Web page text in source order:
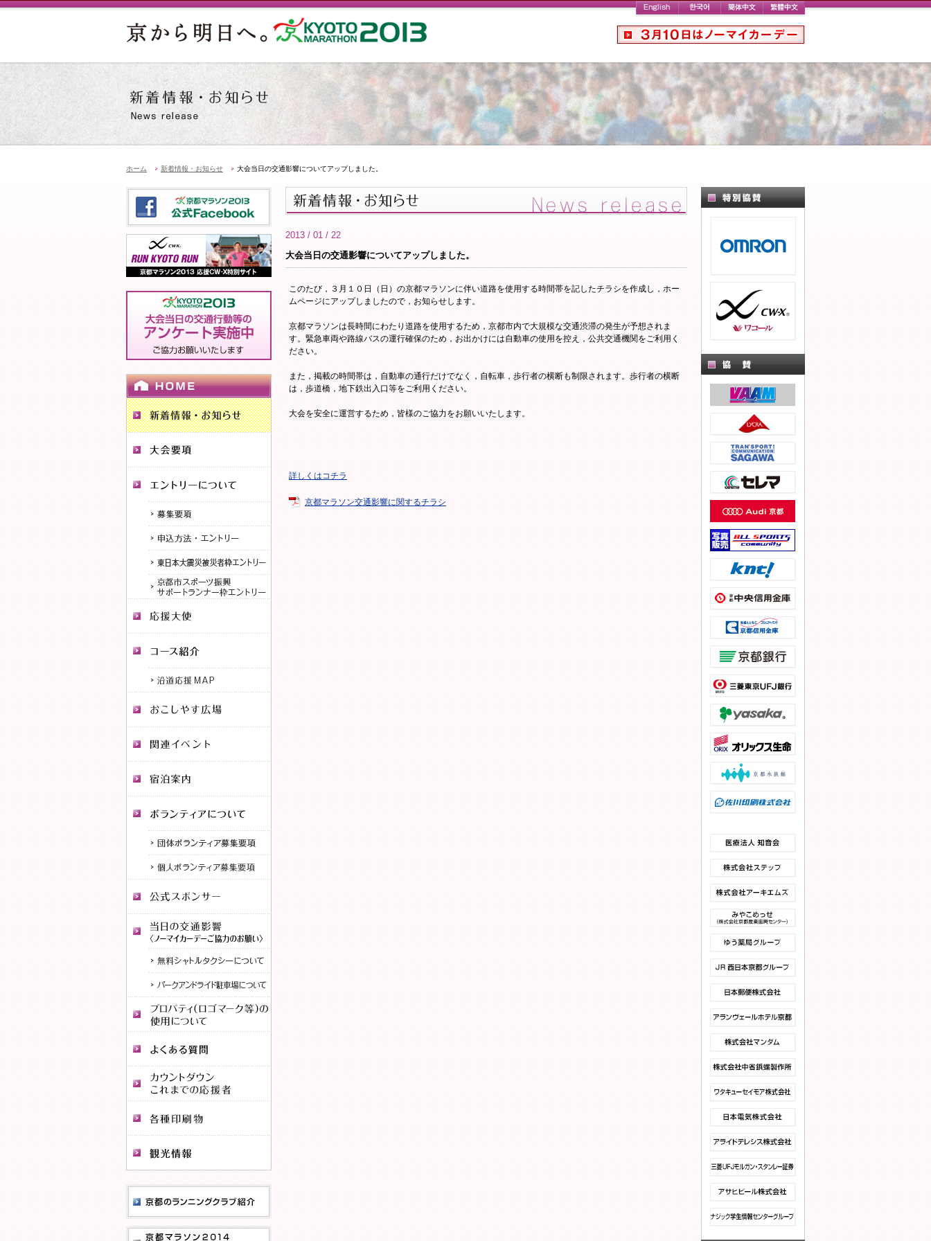
ホーム 新着情報・お知らせ 大会当日の交通影響についてアップしました。
2013 / 01 / 22
大会当日の交通影響についてアップしました。
このたび，３月１０日（日）の京都マラソンに伴い道路を使用する時間帯を記したチラシを作成し，ホー
ムページにアップしましたので，お知らせします。
京都マラソンは長時間にわたり道路を使用するため，京都市内で大規模な交通渋滞の発生が予想されま
す。緊急車両や路線バスの運行確保のため，お出かけには自動車の使用を控え，公共交通機関をご利用く
ださい。
また，掲載の時間帯は，自動車の通行だけでなく，自転車，歩行者の横断も制限されます。歩行者の横断
は，歩道橋，地下鉄出入口等をご利用ください。
大会を安全に運営するため，皆様のご協力をお願いいたします。
詳しくはコチラ
京都マラソン交通影響に関するチラシ